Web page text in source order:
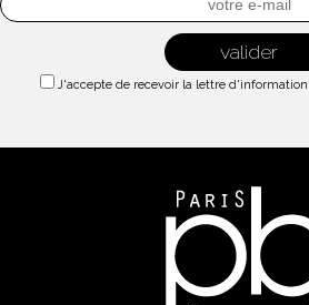
J'accepte de recevoir la lettre d'information